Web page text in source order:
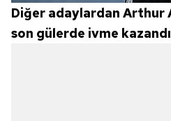
Diğer adaylardan Arthur
son gülerde ivme